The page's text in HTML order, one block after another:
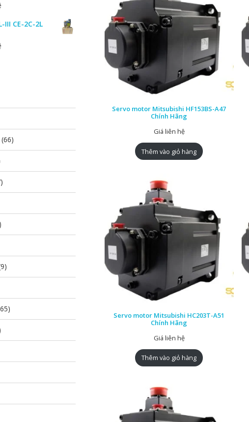
Servo motor Mitsubishi HF153BS-A47
Chính Hãng
Giá liên hệ
Thêm vào giỏ hàng
Servo motor Mitsubishi HC203T-A51
Chính Hãng
Giá liên hệ
Thêm vào giỏ hàng
III CE-2C-2L
(66)